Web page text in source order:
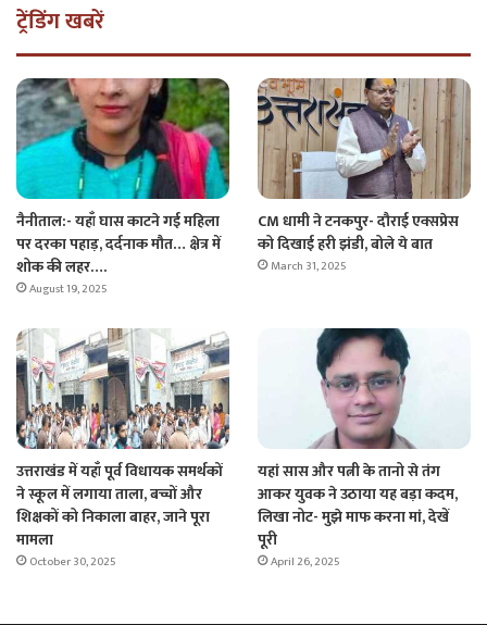
ट्रेंडिंग खबरें
नैनीताल:- यहाँ घास काटने गई महिला
पर दरका पहाड़, दर्दनाक मौत… क्षेत्र में
शोक की लहर….
August 19, 2025
CM धामी ने टनकपुर- दौराई एक्सप्रेस
को दिखाई हरी झंडी, बोले ये बात
March 31, 2025
उत्तराखंड में यहाँ पूर्व विधायक समर्थकों
ने स्कूल में लगाया ताला, बच्चों और
शिक्षकों को निकाला बाहर, जाने पूरा
मामला
October 30, 2025
यहां सास और पत्नी के तानो से तंग
आकर युवक ने उठाया यह बड़ा कदम,
लिखा नोट- मुझे माफ करना मां, देखें
पूरी
April 26, 2025